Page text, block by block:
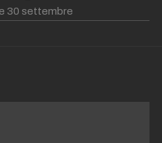
30 settembre